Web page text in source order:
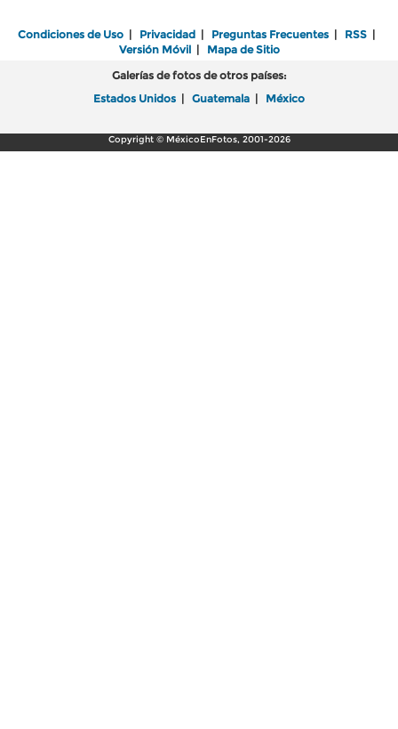
Condiciones de Uso | Privacidad | Preguntas Frecuentes | RSS |
Versión Móvil| Mapa de Sitio
Galerías de fotos de otros países:
Estados Unidos | Guatemala | México
Copyright © MéxicoEnFotos, 2001-2026